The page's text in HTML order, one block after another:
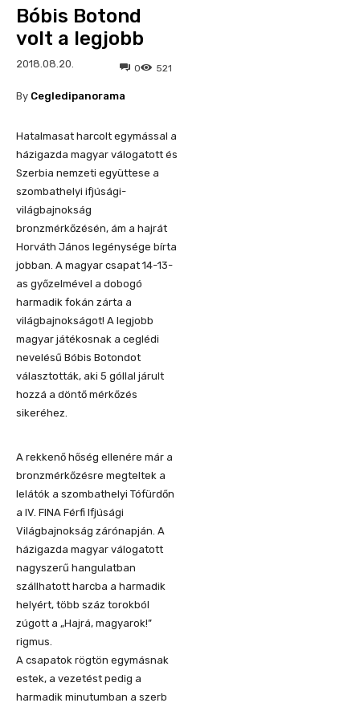
Bóbis Botond
volt a legjobb
2018.08.20. 521
0
By Cegledipanorama
Hatalmasat harcolt egymással a
házigazda magyar válogatott és
Szerbia nemzeti együttese a
szombathelyi ifjúsági-
világbajnokság
bronzmérkőzésén, ám a hajrát
Horváth János legénysége bírta
jobban. A magyar csapat 14-13-
as győzelmével a dobogó
harmadik fokán zárta a
világbajnokságot! A legjobb
magyar játékosnak a ceglédi
nevelésű Bóbis Botondot
választották, aki 5 góllal járult
hozzá a döntő mérkőzés
sikeréhez.
A rekkenő hőség ellenére már a
bronzmérkőzésre megteltek a
lelátók a szombathelyi Tófürdőn
a IV. FINA Férfi Ifjúsági
Világbajnokság zárónapján. A
házigazda magyar válogatott
nagyszerű hangulatban
szállhatott harcba a harmadik
helyért, több száz torokból
zúgott a „Hajrá, magyarok!”
rigmus.
A csapatok rögtön egymásnak
estek, a vezetést pedig a
harmadik minutumban a szerb